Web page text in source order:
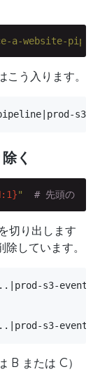
a-website-
こう入ります。
く
" # 先頭の |
切り出します
しています。
s3-
s3-
B または C）